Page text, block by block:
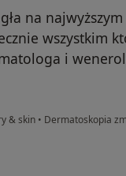
na
wszystkim
i
& skin • Dermatoskopia